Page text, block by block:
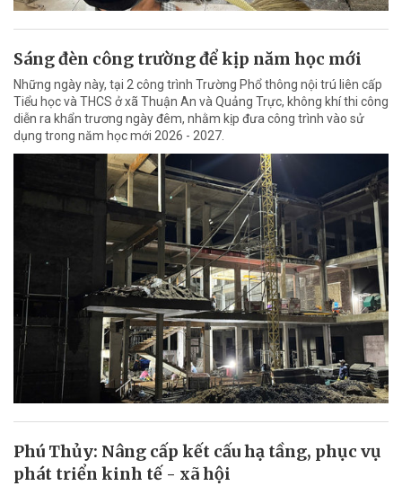
Sáng đèn công trường để kịp năm học mới
Những ngày này, tại 2 công trình Trường Phổ thông nội trú liên cấp
Tiểu học và THCS ở xã Thuận An và Quảng Trực, không khí thi công
diễn ra khẩn trương ngày đêm, nhằm kịp đưa công trình vào sử
dụng trong năm học mới 2026 - 2027.
Phú Thủy: Nâng cấp kết cấu hạ tầng, phục vụ
phát triển kinh tế - xã hội